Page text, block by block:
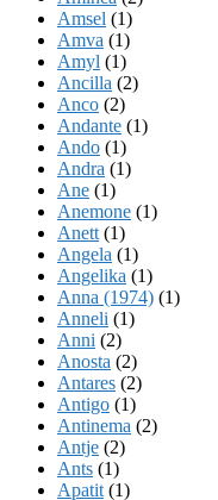
Amsel (1)
Amva (1)
Amyl (1)
Ancilla (2)
Anco (2)
Andante (1)
Ando (1)
Andra (1)
Ane (1)
Anemone (1)
Anett (1)
Angela (1)
Angelika (1)
Anna (1974) (1)
Anneli (1)
Anni (2)
Anosta (2)
Antares (2)
Antigo (1)
Antinema (2)
Antje (2)
Ants (1)
Apatit (1)